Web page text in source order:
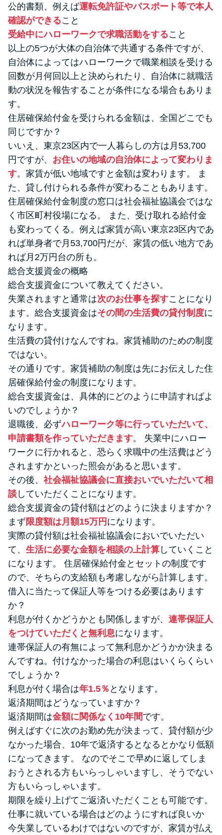
公的書類、例えば運転免許証やパスポート等で本人
確認ができること
受給中にハローワークで求職活動をすること
以上の5つが大体の自治体で共通する条件ですが、
自治体によってはハローワークで職業相談を受ける
回数が月何回以上と決められたり、自治体に就職活
動の状況を報告することが条件になる場合もありま
す。
住居確保給付金を受けられる金額は、全国どこでも
同じですか？
いいえ、東京23区内で一人暮らしの方は月53,700
円ですが、 お住いの地域の自治体によって変わりま
す。家賃が低い地域ですと金額は変わります。 ま
た、貸し付けられる条件が変わることもあります。
住居確保給付金制度の窓口は社会福祉協議会ではな
く市区町村役場になる。 また、受け取れる給付金
も変わってくる。例えば家賃が高い東京23区内であ
れば単身者で月53,700円だが、家賃の低い地方であ
れば月2万円台の所も。
総合支援資金の概略
総合支援資金について教えてください。
失業されますと通常は次のお仕事を探すことになり
ます。総合支援資金はその間の生活費の貸付制度に
なります。
生活費の貸付けなんですね。家賃補助のための制度
ではない。
その通りです。家賃補助の制度は先にお伝えした住
居確保給付金の制度になります。
総合支援資金は、具体的にどのように申請すればよ
いのでしょうか？
退職後、必ずハローワーク等に行っていただいて、
申請書類を作っていただきます。 失業中にハロー
ワークに行かれると、恐らく求職中の生活費はどう
されますかといった照会があると思います。
その後、 社会福祉協議会に直接おいでいただいて相
談 していただくことになります。
総合支援資金の貸付額はどのように決まりますか？
まず限度額は月額15万円 になります。
実際の貸付額は社会福祉協議会においでいただい
て、 生活に必要な金額を相談の上計算 していくこと
になります。 住居確保給付金とセットの制度です
ので、そちらの支給額も考慮しながら計算します。
借入に当たって保証人等をつける必要はあります
か？
利息が付くかどうかとも関係しますが、 連帯保証人
をつけていただくと無利息になります。
連帯保証人の有無によって無利息かどうかか決まる
んですね。付けなかった場合の利息はいくらくらい
でしょうか？
利息が付く場合は年1.5％ となります。
返済期間はどうなっていますか？
返済期間は金額に関係なく10年間です。
例えばすぐに次のお勤め先が決まって、貸付額が少
なかった場合、10年で返済するとなるとかなり低額
になってきます。 なのでそこで早めに返してしま
おうとされる方もいらっしゃいますし、そうでない
方もいらっしゃいます。
期限を繰り上げてご返済いただくことも可能です。
仕事に就いている場合はどのようにすれば良いか
今失業しているわけではないのですが、家賃が払え